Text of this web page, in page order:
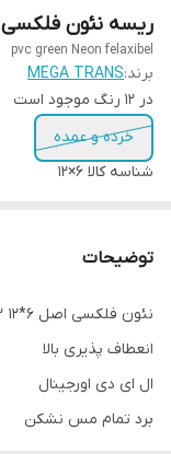
ریسه نئون فلکسی pvc سبز 12 ولت 6*12
pvc green Neon felaxibel
برند:MEGA TRANS
در ۱۲ رنگ موجود است
خرده و عمده
شناسه کالا 6×12
توضیحات
نئون فلکسی اصل 6*12 12ولت 6آمپر
انعطاف پذیری بالا
ال ای دی اورجینال
برد تمام مس نشکن